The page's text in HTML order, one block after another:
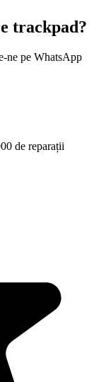
trackpad?
ne pe WhatsApp
de reparații